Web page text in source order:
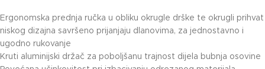
Ergonomska prednja ručka u obliku okrugle drške te okrugli prihvat
niskog dizajna savršeno prijanjaju dlanovima, za jednostavno i
ugodno rukovanje
Kruti aluminijski držač za poboljšanu trajnost dijela bubnja osovine